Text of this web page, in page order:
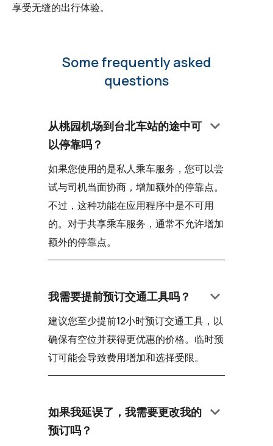
享受无缝的出行体验。
Some frequently asked
questions
从桃园机场到台北车站的途中可
以停靠吗？
keyboard_arrow_down
如果您使用的是私人乘车服务，您可以尝
试与司机当面协商，增加额外的停靠点。
不过，这种功能在应用程序中是不可用
的。对于共享乘车服务，通常不允许增加
额外的停靠点。
我需要提前预订交通工具吗？ keyboard_arrow_down
建议您至少提前12小时预订交通工具，以
确保有空位并获得更优惠的价格。临时预
订可能会导致费用增加和选择受限。
如果我延误了，我需要更改我的
预订吗？
keyboard_arrow_down